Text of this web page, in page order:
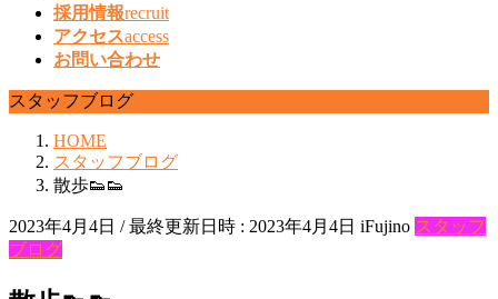
採用情報recruit
アクセスaccess
お問い合わせ
スタッフブログ
HOME
スタッフブログ
散歩👟👟
2023年4月4日 / 最終更新日時 : 2023年4月4日 iFujino スタッフ
ブログ